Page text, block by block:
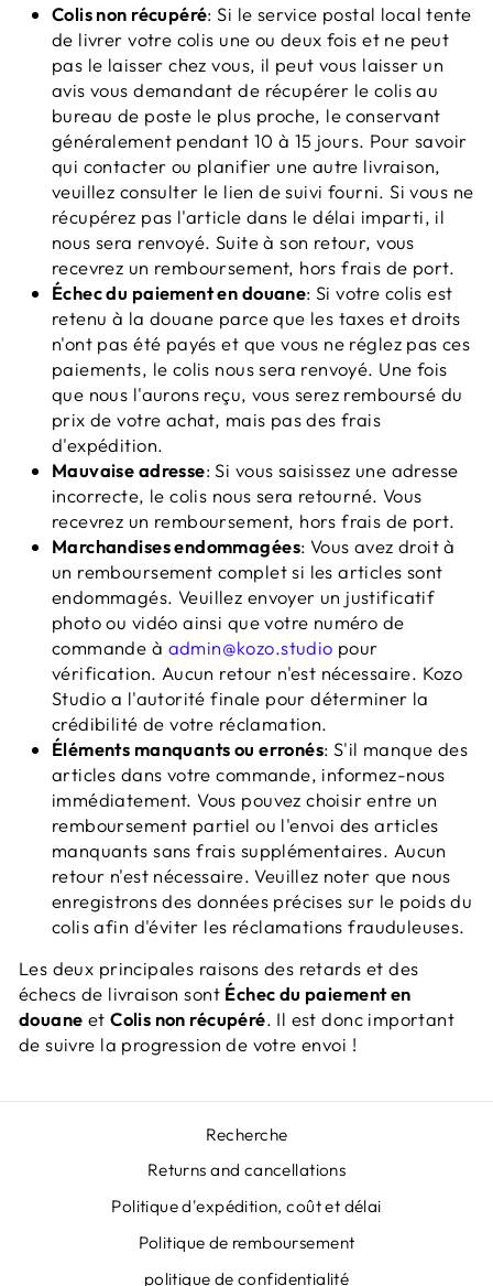
Colis non récupéré: Si le service postal local tente
de livrer votre colis une ou deux fois et ne peut
pas le laisser chez vous, il peut vous laisser un
avis vous demandant de récupérer le colis au
bureau de poste le plus proche, le conservant
généralement pendant 10 à 15 jours. Pour savoir
qui contacter ou planifier une autre livraison,
veuillez consulter le lien de suivi fourni. Si vous ne
récupérez pas l'article dans le délai imparti, il
nous sera renvoyé. Suite à son retour, vous
recevrez un remboursement, hors frais de port.
Échec du paiement en douane: Si votre colis est
retenu à la douane parce que les taxes et droits
n'ont pas été payés et que vous ne réglez pas ces
paiements, le colis nous sera renvoyé. Une fois
que nous l'aurons reçu, vous serez remboursé du
prix de votre achat, mais pas des frais
d'expédition.
Mauvaise adresse: Si vous saisissez une adresse
incorrecte, le colis nous sera retourné. Vous
recevrez un remboursement, hors frais de port.
Marchandises endommagées: Vous avez droit à
un remboursement complet si les articles sont
endommagés. Veuillez envoyer un justificatif
photo ou vidéo ainsi que votre numéro de
commande à admin@kozo.studio pour
vérification. Aucun retour n'est nécessaire. Kozo
Studio a l'autorité finale pour déterminer la
crédibilité de votre réclamation.
Éléments manquants ou erronés: S'il manque des
articles dans votre commande, informez-nous
immédiatement. Vous pouvez choisir entre un
remboursement partiel ou l'envoi des articles
manquants sans frais supplémentaires. Aucun
retour n'est nécessaire. Veuillez noter que nous
enregistrons des données précises sur le poids du
colis afin d'éviter les réclamations frauduleuses.
Les deux principales raisons des retards et des
échecs de livraison sont Échec du paiement en
douane etColis non récupéré. Il est donc important
de suivre la progression de votre envoi !
Recherche
Returns and cancellations
Politique d'expédition, coût et délai
Politique de remboursement
politique de confidentialité